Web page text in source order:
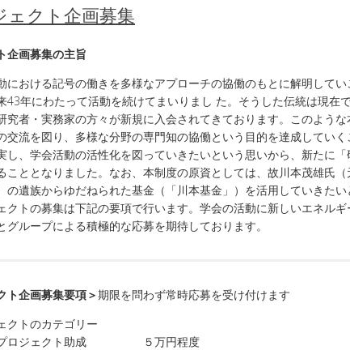
ェクト企画募集
企画募集の主旨
における記号の働きを多様なアプローチの協働のもとに解明して
43年にわたって活動を続けてまいりまし た。そうした伝統は現在
究者・実務家の方々が新規に入会されてきております。このよう
交流を図り、多様な分野の専門知の協働という目的を達成していく
し、学会活動の活性化を図っていきたいという思いから、新たに「
こととなりました。なお、本制度の原資としては、故川本茂雄氏
の遺族からゆだねられた基金（「川本基金」）を活用していきたい
クトの募集は下記の要項で行います。学会の活動に新しいエネル
グループによる積極的な応募を期待しております。
ト企画募集要項＞期限を問わず常時応募を受け付けます
トのカテゴリー
ロジェクト助成 ５万円程度